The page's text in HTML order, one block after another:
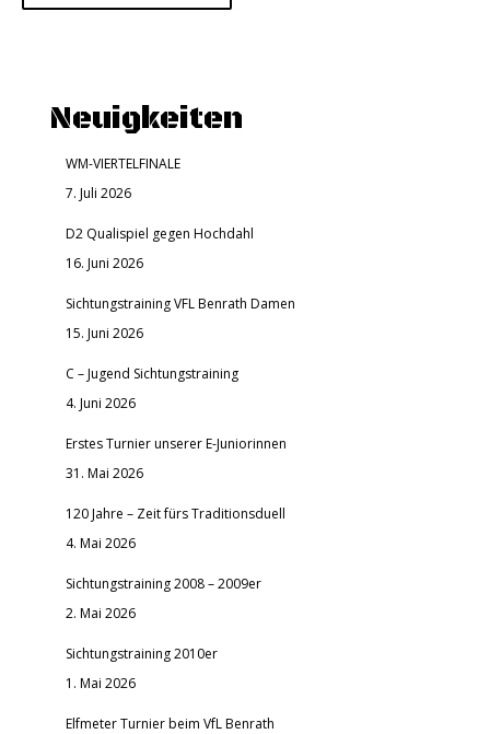
Neuigkeiten
WM-VIERTELFINALE
7. Juli 2026
D2 Qualispiel gegen Hochdahl
16. Juni 2026
Sichtungstraining VFL Benrath Damen
15. Juni 2026
C – Jugend Sichtungstraining
4. Juni 2026
Erstes Turnier unserer E-Juniorinnen
31. Mai 2026
120 Jahre – Zeit fürs Traditionsduell
4. Mai 2026
Sichtungstraining 2008 – 2009er
2. Mai 2026
Sichtungstraining 2010er
1. Mai 2026
Elfmeter Turnier beim VfL Benrath